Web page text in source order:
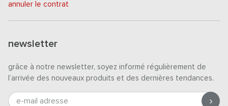
annuler le contrat
newsletter
grâce à notre newsletter, soyez informé régulièrement de
l’arrivée des nouveaux produits et des dernières tendances.
e-mail adresse